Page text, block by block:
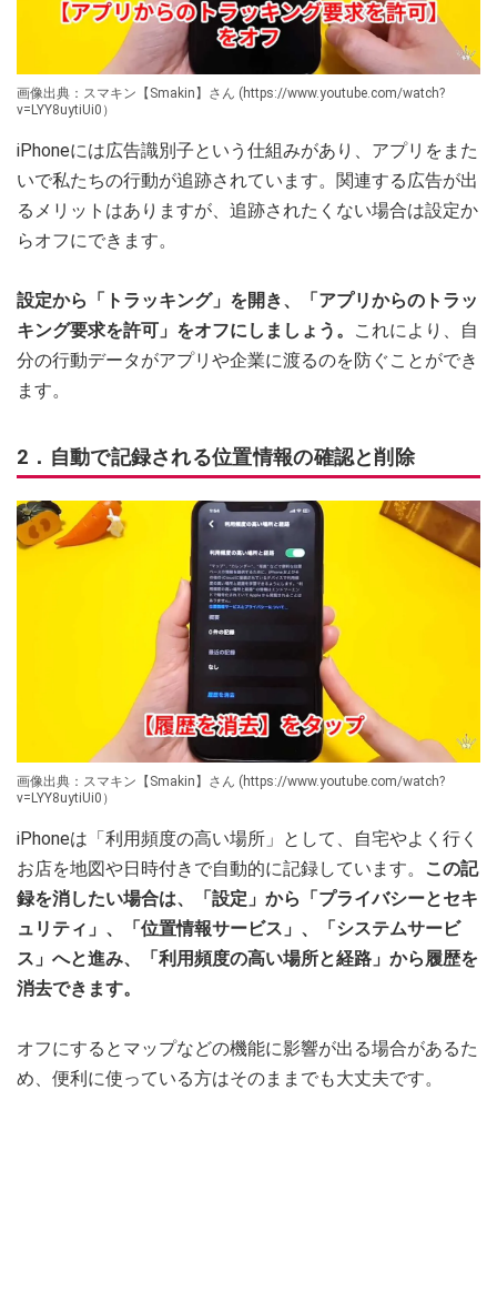
画像出典：スマキン【Smakin】さん (https://www.youtube.com/watch?
v=LYY8uytiUi0）
iPhoneには広告識別子という仕組みがあり、アプリをまた
いで私たちの行動が追跡されています。関連する広告が出
るメリットはありますが、追跡されたくない場合は設定か
らオフにできます。
設定から「トラッキング」を開き、「アプリからのトラッ
キング要求を許可」をオフにしましょう。
これにより、自
分の行動データがアプリや企業に渡るのを防ぐことができ
ます。
2．自動で記録される位置情報の確認と削除
画像出典：スマキン【Smakin】さん (https://www.youtube.com/watch?
v=LYY8uytiUi0）
iPhoneは「利用頻度の高い場所」として、自宅やよく行く
お店を地図や日時付きで自動的に記録しています。
この記
録を消したい場合は、「設定」から「プライバシーとセキ
ュリティ 」、「位置情報サービス」、「システムサービ
ス」へと進み、「利用頻度の高い場所と経路」から履歴を
消去できます。
オフにするとマップなどの機能に影響が出る場合があるた
め、便利に使っている方はそのままでも大丈夫です。